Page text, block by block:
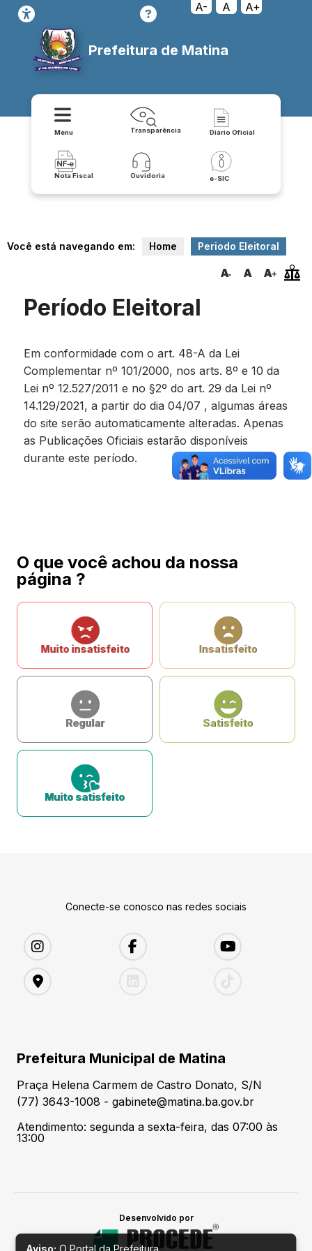
A- A A+
Prefeitura de Matina
Menu Transparência Diário Oficial
Nota Fiscal Ouvidoria e-SIC
Você está navegando em: Home Periodo Eleitoral
Período Eleitoral
Em conformidade com o art. 48-A da Lei
Complementar nº 101/2000, nos arts. 8º e 10 da
Lei nº 12.527/2011 e no §2º do art. 29 da Lei nº
14.129/2021, a partir do dia 04/07 , algumas áreas
do site serão automaticamente alteradas. Apenas
as Publicações Oficiais estarão disponíveis
durante este período.
O que você achou da nossa
página ?
Muito insatisfeito Insatisfeito
Regular Satisfeito
Muito satisfeito
Conecte-se conosco nas redes sociais
Prefeitura Municipal de Matina
Praça Helena Carmem de Castro Donato, S/N
(77) 3643-1008 - gabinete@matina.ba.gov.br
Atendimento: segunda a sexta-feira, das 07:00 às
13:00
Desenvolvido por
Aviso: O Portal da Prefeitura